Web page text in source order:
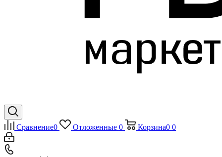
Сравнение0 Отложенные 0 Корзина0 0